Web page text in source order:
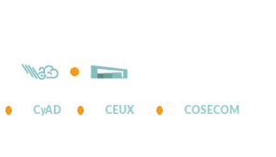
CyAD CEUX COSECOM